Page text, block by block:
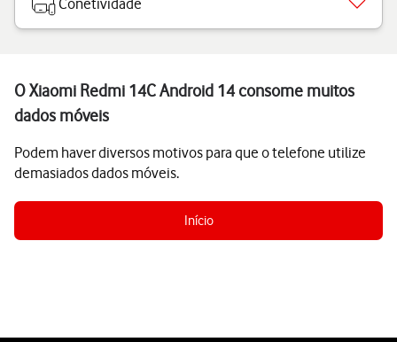
Conetividade
O Xiaomi Redmi 14C Android 14 consome muitos
dados móveis
Podem haver diversos motivos para que o telefone utilize
demasiados dados móveis.
Início